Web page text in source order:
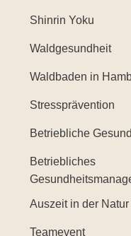
Shinrin Yoku
Waldgesundheit
Waldbaden in
Stressprävention
Betriebliche
Betriebliches
Auszeit in der Natur
Teamevent